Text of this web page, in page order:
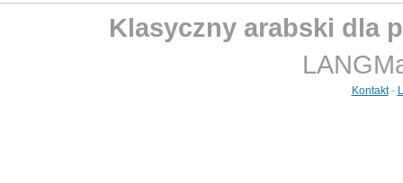
Klasyczny arabski dla
Kontakt-